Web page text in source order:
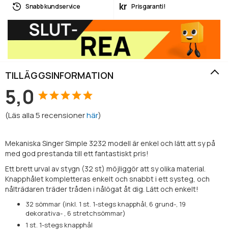
Snabb kundservice kr Prisgaranti!
TILLÄGGSINFORMATION
5,0
(Läs alla5recensionerhär)
Mekaniska Singer Simple 3232 modell är enkel och lätt att sy på
med god prestanda till ett fantastiskt pris!
Ett brett urval av stygn (32 st) möjliggör att sy olika material.
Knapphålet kompletteras enkelt och snabbt i ett systeg, och
nålträdaren träder tråden i nålögat åt dig. Lätt och enkelt!
32 sömmar (inkl. 1 st. 1-stegs knapphål, 6 grund-, 19
dekorativa- , 6 stretchsömmar)
1 st. 1-stegs knapphål